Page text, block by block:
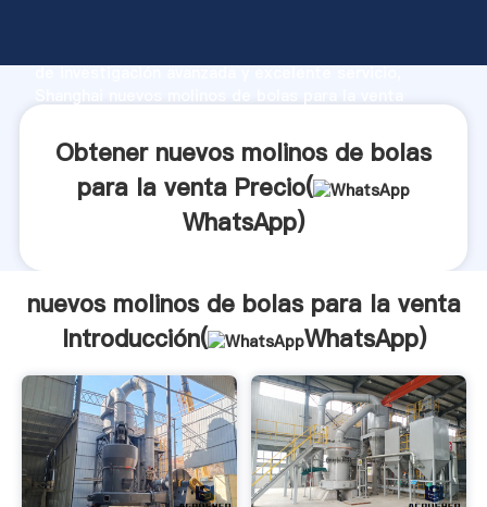
de investigación avanzada y excelente servicio,
clientes.
Obtener nuevos molinos de bolas
para la venta Precio(
WhatsApp)
nuevos molinos de bolas para la venta
Introducción(
WhatsApp)